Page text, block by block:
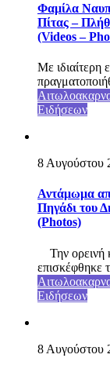
Φαμίλα
Πίτας –
(Videos –
Με ιδιαίτερη
Ειδήσεων
8 Αυγούστου
Αντάμωμα
Πηγάδι του
(Photos)
Την ορεινή
επισκέφθηκε
Ειδήσεων
8 Αυγούστου